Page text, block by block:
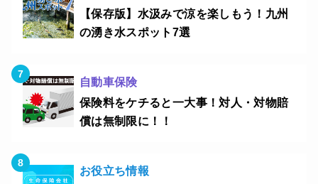
【保存版】水汲みで涼を楽しもう！九州
の湧き水スポット7選
自動車保険
保険料をケチると一大事！対人・対物賠
償は無制限に！！
お役立ち情報